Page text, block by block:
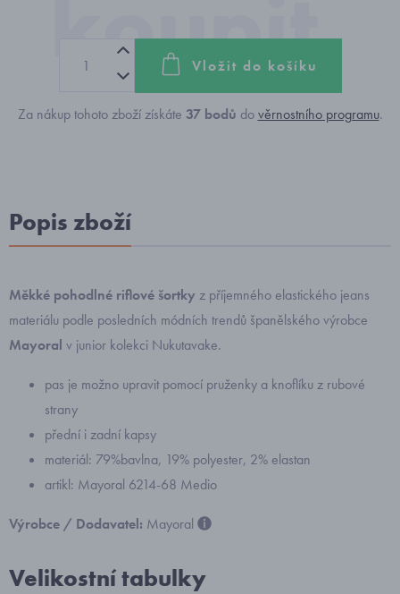
Vložit do košíku
Za nákup tohoto zboží získáte 37bodů dověrnostního programu.
Popis zboží
Měkké pohodlné riflové šortky z příjemného elastického jeans
materiálu podle posledních módních trendů španělského výrobce
Mayoral v junior kolekci Nukutavake.
pas je možno upravit pomocí pruženky a knoflíku z rubové
strany
přední i zadní kapsy
materiál: 79%bavlna, 19% polyester, 2% elastan
artikl: Mayoral 6214-68 Medio
Výrobce / Dodavatel: Mayoral
Velikostní tabulky